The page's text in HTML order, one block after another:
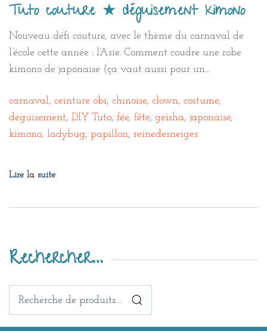
Tuto couture ★ déguisement kimono
Nouveau défi couture, avec le thème du carnaval de
l’école cette année : l’Asie. Comment coudre une robe
kimono de japonaise (ça vaut aussi pour un...
carnaval, ceinture obi, chinoise, clown, costume,
deguisement, DIY Tuto, fée, fête, geisha, japonaise,
kimono, ladybug, papillon, reinedesneiges
Lire la suite
Rechercher…
Recherche